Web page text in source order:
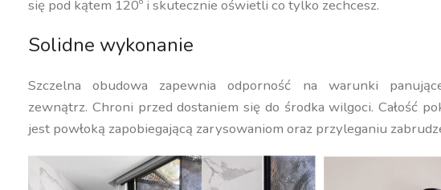
się pod kątem 120º i skutecznie oświetli co tylko zechcesz.
Solidne wykonanie
Szczelna obudowa zapewnia odporność na warunki
zewnątrz. Chroni przed dostaniem się do środka wilgoci. Całość
jest powłoką zapobiegającą zarysowaniom oraz przyleganiu